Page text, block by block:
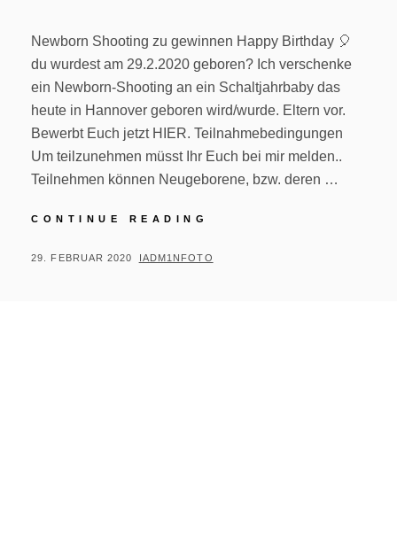
Newborn Shooting zu gewinnen Happy Birthday 🎈
du wurdest am 29.2.2020 geboren? Ich verschenke
ein Newborn-Shooting an ein Schaltjahrbaby das
heute in Hannover geboren wird/wurde. Eltern vor.
Bewerbt Euch jetzt HIER. Teilnahmebedingungen
Um teilzunehmen müsst Ihr Euch bei mir melden..
Teilnehmen können Neugeborene, bzw. deren …
CONTINUE READING
VERLOSUNG
POSTED
29. FEBRUAR 2020 BY
IADM1NFOTO